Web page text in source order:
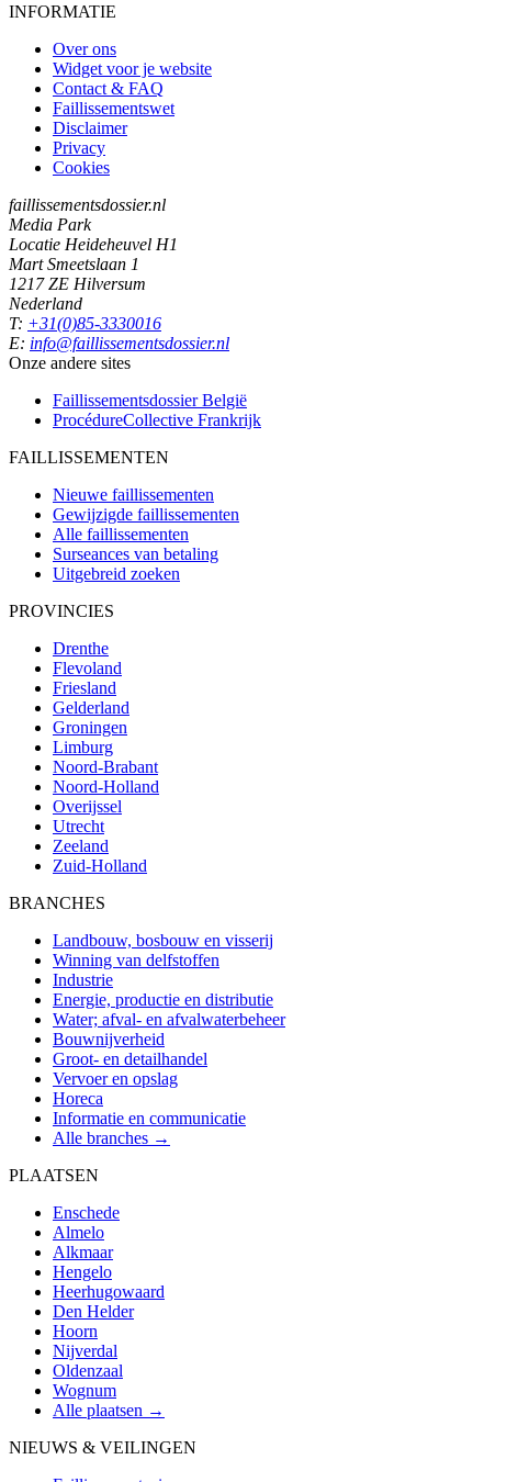
INFORMATIE
Over ons
Widget voor je website
Contact & FAQ
Faillissementswet
Disclaimer
Privacy
Cookies
faillissementsdossier.nl
Media Park
Locatie Heideheuvel H1
Mart Smeetslaan 1
1217 ZE Hilversum
Nederland
T: +31(0)85-3330016
E: info@faillissementsdossier.nl
Onze andere sites
Faillissementsdossier België
ProcédureCollective Frankrijk
FAILLISSEMENTEN
Nieuwe faillissementen
Gewijzigde faillissementen
Alle faillissementen
Surseances van betaling
Uitgebreid zoeken
PROVINCIES
Drenthe
Flevoland
Friesland
Gelderland
Groningen
Limburg
Noord-Brabant
Noord-Holland
Overijssel
Utrecht
Zeeland
Zuid-Holland
BRANCHES
Landbouw, bosbouw en visserij
Winning van delfstoffen
Industrie
Energie, productie en distributie
Water; afval- en afvalwaterbeheer
Bouwnijverheid
Groot- en detailhandel
Vervoer en opslag
Horeca
Informatie en communicatie
Alle branches →
PLAATSEN
Enschede
Almelo
Alkmaar
Hengelo
Heerhugowaard
Den Helder
Hoorn
Nijverdal
Oldenzaal
Wognum
Alle plaatsen →
NIEUWS & VEILINGEN